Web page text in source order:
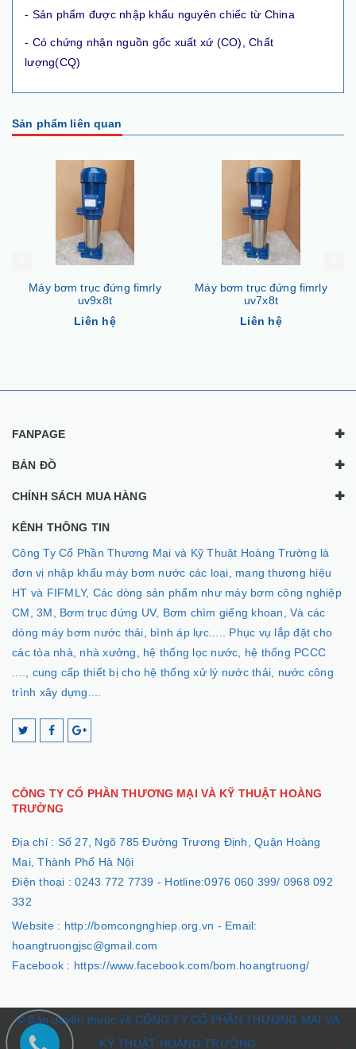
- Sản phẩm được nhập khẩu nguyên chiếc từ China
- Có chứng nhận nguồn gốc xuất xứ (CO), Chất
lượng(CQ)
Sản phẩm liên quan
Máy bơm trục đứng fimrly
uv9x8t
Liên hệ
Máy bơm trục đứng fimrly
uv7x8t
Liên hệ
FANPAGE
BẢN ĐỒ
CHÍNH SÁCH MUA HÀNG
KÊNH THÔNG TIN
Công Ty Cổ Phần Thương Mại và Kỹ Thuật Hoàng Trường là
đơn vị nhập khẩu máy bơm nước các loại, mang thương hiệu
HT và FIFMLY, Các dòng sản phẩm như máy bơm công nghiệp
CM, 3M, Bơm trục đứng UV, Bơm chìm giếng khoan, Và các
dòng máy bơm nước thải, bình áp lực..... Phục vụ lắp đặt cho
các tòa nhà, nhà xưởng, hệ thống lọc nước, hệ thống PCCC
...., cung cấp thiết bị cho hệ thống xử lý nước thải, nước công
trình xây dựng....
CÔNG TY CỔ PHẦN THƯƠNG MẠI VÀ KỸ THUẬT HOÀNG
TRƯỜNG
Địa chỉ : Số 27, Ngõ 785 Đường Trương Định, Quận Hoàng
Mai, Thành Phố Hà Nội
Điện thoại :0243 772 7739 - Hotline:0976 060 399/ 0968 092
332
Website : http://bomcongnghiep.org.vn - Email:
hoangtruongjsc@gmail.com
Facebook : https://www.facebook.com/bom.hoangtruong/
© Bản quyền thuộc về CÔNG TY CỔ PHẦN THƯƠNG MẠI VÀ
KỸ THUẬT HOÀNG TRƯỜNG